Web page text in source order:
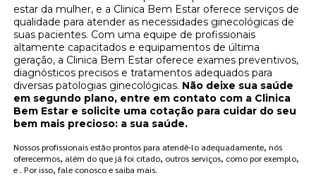
estar da mulher, e a Clinica Bem Estar oferece serviços de
qualidade para atender as necessidades ginecológicas de
suas pacientes. Com uma equipe de profissionais
altamente capacitados e equipamentos de última
geração, a Clinica Bem Estar oferece exames preventivos,
diagnósticos precisos e tratamentos adequados para
diversas patologias ginecológicas. Não deixe sua saúde
em segundo plano, entre em contato com a Clinica
Bem Estar e solicite uma cotação para cuidar do seu
bem mais precioso: a sua saúde.
Nossos profissionais estão prontos para atendê-lo adequadamente, nós
oferecermos, além do que já foi citado, outros serviços, como por exemplo,
e . Por isso, fale conosco e saiba mais.